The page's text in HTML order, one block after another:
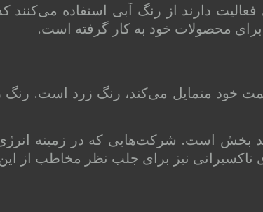
دارند از رنگ آبی استفاده
محصولات خود به کار گرفته است.
خود متمایل می‌کند، رنگ زرد است. رنگ
بخش است. شرکت‌هایی که در زمینه
نیز برای جلب نظر مخاطب از